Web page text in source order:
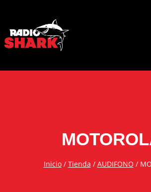
contenido
Inicio / Tienda / AUDIFONO /